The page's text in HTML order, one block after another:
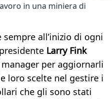
in una miniera di
all’inizio di ogni
Larry Fink
per aggiornarli
loro scelte nel gestire i
che gli sono stati